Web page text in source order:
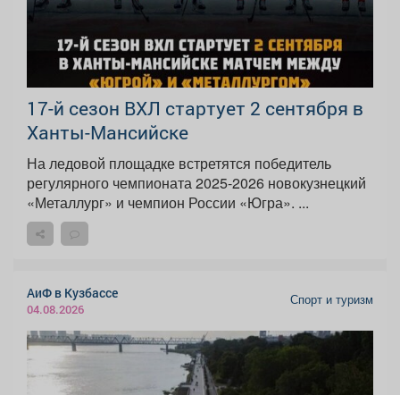
17-й сезон ВХЛ стартует 2 сентября в
Ханты-Мансийске
На ледовой площадке встретятся победитель
регулярного чемпионата 2025-2026 новокузнецкий
«Металлург» и чемпион России «Югра». ...
АиФ в Кузбассе
04.08.2026
Спорт и туризм